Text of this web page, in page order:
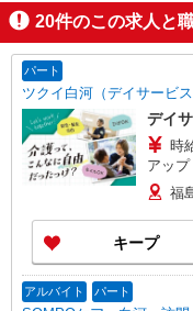
20件のこの求人と
パート
ツクイ白河（デイサービス
デイ
時給
アッ
福
キープ
アルバイト パート